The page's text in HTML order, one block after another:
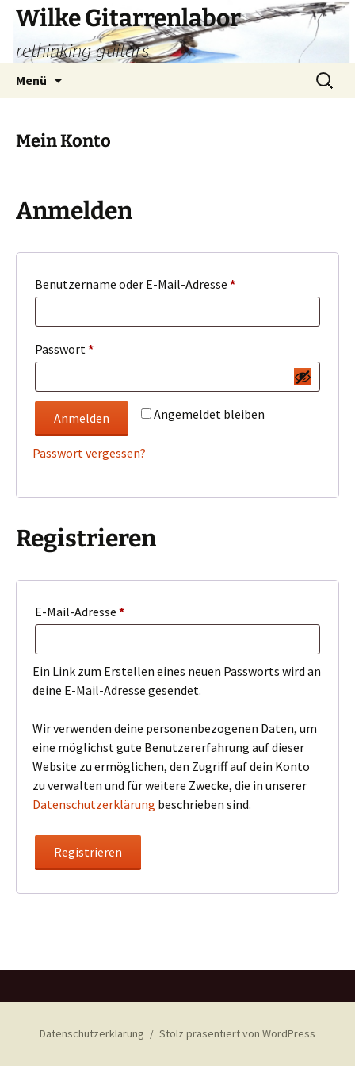
Zum
Inhalt
springen
Wilke Gitarrenlabor
rethinking guitars
Menü
Suchen
nach:
Mein Konto
Anmelden
Benutzername oder E-Mail-Adresse *Erforderlich
Passwort*Erforderlich
Angemeldet bleiben
Anmelden
Passwort vergessen?
Registrieren
E-Mail-Adresse *Erforderlich
Ein Link zum Erstellen eines neuen Passworts wird an
deine E-Mail-Adresse gesendet.
Wir verwenden deine personenbezogenen Daten, um
eine möglichst gute Benutzererfahrung auf dieser
Website zu ermöglichen, den Zugriff auf dein Konto
zu verwalten und für weitere Zwecke, die in unserer
Datenschutzerklärung beschrieben sind.
Registrieren
Datenschutzerklärung Stolz präsentiert von WordPress